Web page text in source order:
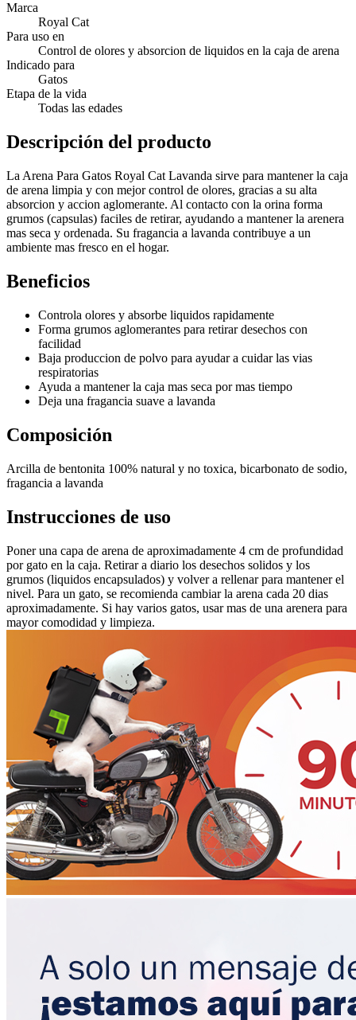
Marca
Royal Cat
Para uso en
Control de olores y absorcion de liquidos en la caja de arena
Indicado para
Gatos
Etapa de la vida
Todas las edades
Descripción del producto
La Arena Para Gatos Royal Cat Lavanda sirve para mantener la caja
de arena limpia y con mejor control de olores, gracias a su alta
absorcion y accion aglomerante. Al contacto con la orina forma
grumos (capsulas) faciles de retirar, ayudando a mantener la arenera
mas seca y ordenada. Su fragancia a lavanda contribuye a un
ambiente mas fresco en el hogar.
Beneficios
Controla olores y absorbe liquidos rapidamente
Forma grumos aglomerantes para retirar desechos con
facilidad
Baja produccion de polvo para ayudar a cuidar las vias
respiratorias
Ayuda a mantener la caja mas seca por mas tiempo
Deja una fragancia suave a lavanda
Composición
Arcilla de bentonita 100% natural y no toxica, bicarbonato de sodio,
fragancia a lavanda
Instrucciones de uso
Poner una capa de arena de aproximadamente 4 cm de profundidad
por gato en la caja. Retirar a diario los desechos solidos y los
grumos (liquidos encapsulados) y volver a rellenar para mantener el
nivel. Para un gato, se recomienda cambiar la arena cada 20 dias
aproximadamente. Si hay varios gatos, usar mas de una arenera para
mayor comodidad y limpieza.